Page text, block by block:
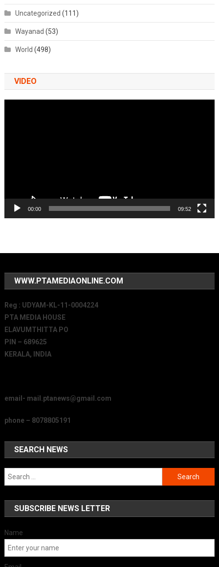
Uncategorized (111)
Wayanad (53)
World (498)
VIDEO
00:00 09:52
WWW.PTAMEDIAONLINE.COM
Reg : UDYAM-KL-11-0004224
PTA MEDIA HOUSE
ELAVUMTHITTA PO
PIN – 689625
KERALA, INDIA
email- mail.ptanews@gmail.com
phone – 8078805191
SEARCH NEWS
Search
for:
SUBSCRIBE NEWS LETTER
Name